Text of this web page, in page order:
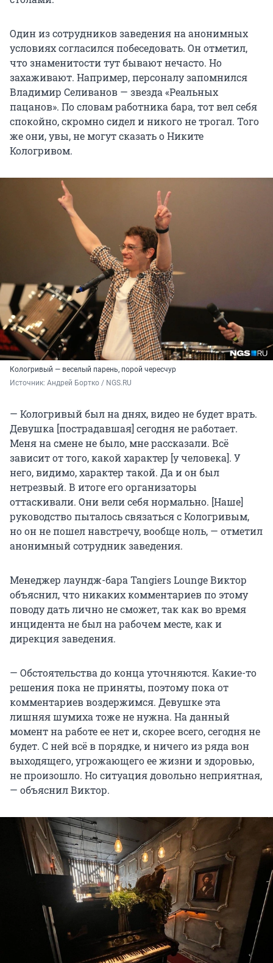
Один из сотрудников заведения на анонимных
условиях согласился побеседовать. Он отметил,
что знаменитости тут бывают нечасто. Но
захаживают. Например, персоналу запомнился
Владимир Селиванов — звезда «Реальных
пацанов». По словам работника бара, тот вел себя
спокойно, скромно сидел и никого не трогал. Того
же они, увы, не могут сказать о Никите
Кологривом.
Кологривый — веселый парень, порой чересчур
Источник: Андрей Бортко / NGS.RU
— Кологривый был на днях, видео не будет врать.
Девушка [пострадавшая] сегодня не работает.
Меня на смене не было, мне рассказали. Всё
зависит от того, какой характер [у человека]. У
него, видимо, характер такой. Да и он был
нетрезвый. В итоге его организаторы
оттаскивали. Они вели себя нормально. [Наше]
руководство пыталось связаться с Кологривым,
но он не пошел навстречу, вообще ноль, — отметил
анонимный сотрудник заведения.
Менеджер лаундж-бара Tangiers Lounge Виктор
объяснил, что никаких комментариев по этому
поводу дать лично не сможет, так как во время
инцидента не был на рабочем месте, как и
дирекция заведения.
— Обстоятельства до конца уточняются. Какие-то
решения пока не приняты, поэтому пока от
комментариев воздержимся. Девушке эта
лишняя шумиха тоже не нужна. На данный
момент на работе ее нет и, скорее всего, сегодня не
будет. С ней всё в порядке, и ничего из ряда вон
выходящего, угрожающего ее жизни и здоровью,
не произошло. Но ситуация довольно неприятная,
— объяснил Виктор.